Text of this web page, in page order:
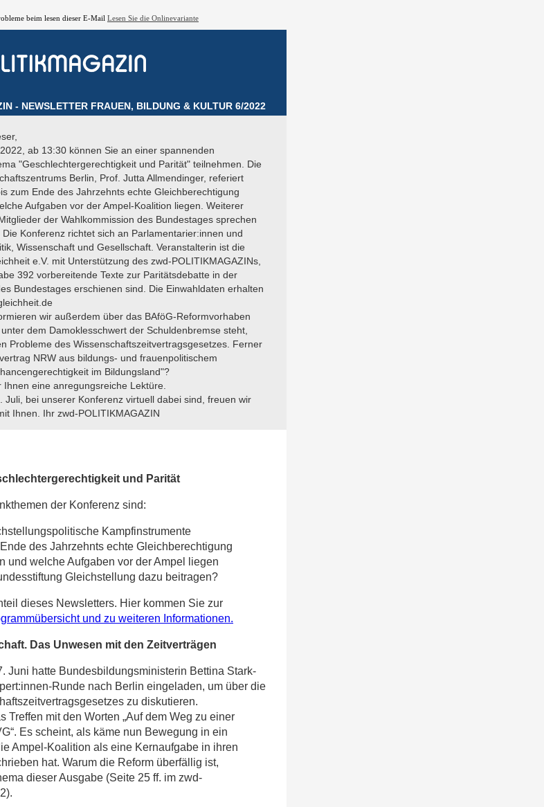
beim lesen dieser E-Mail Lesen Sie die Onlinevariante
- NEWSLETTER FRAUEN, BILDUNG & KULTUR 6/2022
ab 13:30 können Sie an einer spannenden
"Geschlechtergerechtigkeit und Parität" teilnehmen. Die
Berlin, Prof. Jutta Allmendinger, referiert
zum Ende des Jahrzehnts echte Gleichberechtigung
Aufgaben vor der Ampel-Koalition liegen. Weiterer
der Wahlkommission des Bundestages sprechen
Konferenz richtet sich an Parlamentarier:innen und
Wissenschaft und Gesellschaft. Veranstalterin ist die
e.V. mit Unterstützung des zwd-POLITIKMAGAZINs,
392 vorbereitende Texte zur Paritätsdebatte in der
Bundestages erschienen sind. Die Einwahldaten erhalten
wir außerdem über das BAföG-Reformvorhaben
dem Damoklesschwert der Schuldenbremse steht,
Probleme des Wissenschaftszeitvertragsgesetzes. Ferner
NRW aus bildungs- und frauenpolitischem
im Bildungsland"?
eine anregungsreiche Lektüre.
Juli, bei unserer Konferenz virtuell dabei sind, freuen wir
Ihnen. Ihr zwd-POLITIKMAGAZIN
und Parität
der Konferenz sind:
Kampfinstrumente
des Jahrzehnts echte Gleichberechtigung
und welche Aufgaben vor der Ampel liegen
Gleichstellung dazu beitragen?
dieses Newsletters. Hier kommen Sie zur
und zu weiteren Informationen.
Das Unwesen mit den Zeitverträgen
Juni hatte Bundesbildungsministerin Bettina Stark-
Runde nach Berlin eingeladen, um über die
zu diskutieren.
Treffen mit den Worten „Auf dem Weg zu einer
Es scheint, als käme nun Bewegung in ein
Ampel-Koalition als eine Kernaufgabe in ihren
hat. Warum die Reform überfällig ist,
dieser Ausgabe (Seite 25 ff. im zwd-